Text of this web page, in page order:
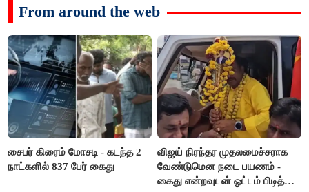
From around the web
சைபர் கிரைம் மோசடி - கடந்த 2
நாட்களில் 837 பேர் கைது
விஜய் நிரந்தர முதலமைச்சராக
வேண்டுமென நடை பயணம் -
கைது என்றவுடன் ஓட்டம் பிடித்த